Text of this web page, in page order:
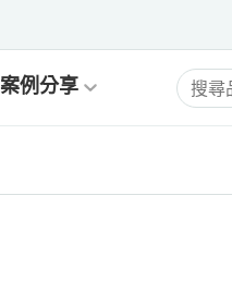
案例分享